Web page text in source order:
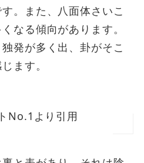
。また、八面体さいこ
なる傾向があります。
発が多く出、卦がそこ
ます。
No.1より引用